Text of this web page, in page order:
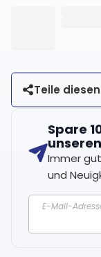
Teile
Spare
Immer
und
E-Mail-